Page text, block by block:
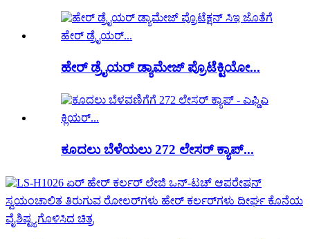
ಹೇರ್ ಡ್ರೈಯರ್ ಡ್ಯಾಮೇಜ್ ಪ್ರೊಟೆಕ್ಟಿಯೋ...
ಕೂದಲು ಬೆಳೆಯಲು 272 ಲೇಸರ್ ಕ್ಯಾಪ್...